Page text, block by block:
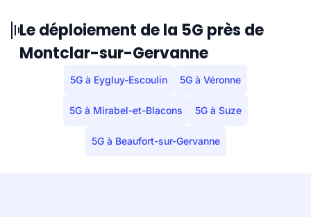
Le déploiement de la 5G près de
Montclar-sur-Gervanne
5G à Eygluy-Escoulin 5G à Véronne
5G à Mirabel-et-Blacons 5G à Suze
5G à Beaufort-sur-Gervanne